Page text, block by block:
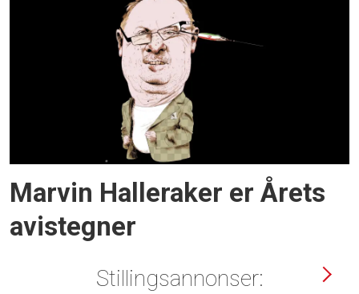
Marvin Halleraker er Årets
avistegner
Stillingsannonser: